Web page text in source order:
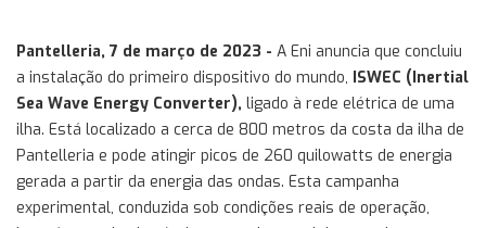
Pantelleria, 7 de março de 2023 - A Eni anuncia que concluiu
a instalação do primeiro dispositivo do mundo, ISWEC (Inertial
Sea Wave Energy Converter), ligado à rede elétrica de uma
ilha. Está localizado a cerca de 800 metros da costa da ilha de
Pantelleria e pode atingir picos de 260 quilowatts de energia
gerada a partir da energia das ondas. Esta campanha
experimental, conduzida sob condições reais de operação,